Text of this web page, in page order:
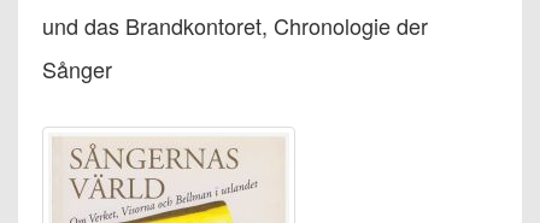
und das Brandkontoret, Chronologie der
Sånger